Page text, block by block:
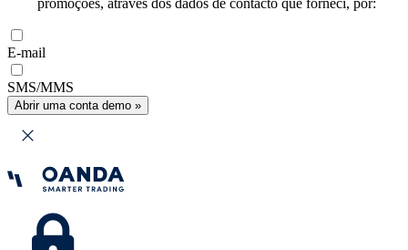
promoções, através dos dados de contacto que forneci, por:
E-mail
SMS/MMS
Abrir uma conta demo »